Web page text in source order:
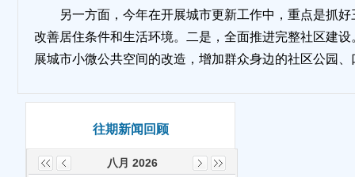
另一方面，今年在开展城市更新工作中，重点是抓
改善居住条件和生活环境。二是，全面推进完整社区建
展城市小微公共空间的改造，增加群众身边的社区公园
往期新闻回顾
八月 2026